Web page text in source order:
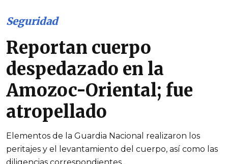
Seguridad
Reportan cuerpo
despedazado en la
Amozoc-Oriental; fue
atropellado
Elementos de la Guardia Nacional realizaron los
peritajes y el levantamiento del cuerpo, así como las